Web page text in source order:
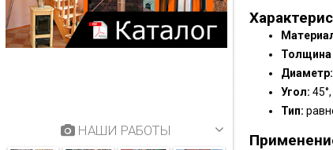
НАШИ РАБОТЫ
Толщина
Диаметр:
Угол:
Тип: